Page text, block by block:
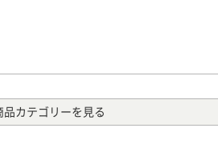
品カテゴリーを見る